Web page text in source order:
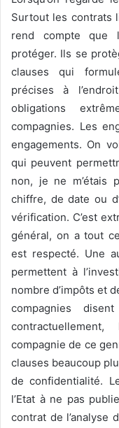
Surtout les contrats
rend compte que
protéger. Ils se
clauses qui
précises à
obligations
compagnies. Les
engagements. On
qui peuvent
non, je ne m’étais
chiffre, de date ou
vérification. C’est
général, on a tout
est respecté. Une
permettent à
nombre d’impôts et
compagnies
compagnie de ce
clauses beaucoup
de confidentialité.
l’Etat à ne pas
contrat de l’analyse